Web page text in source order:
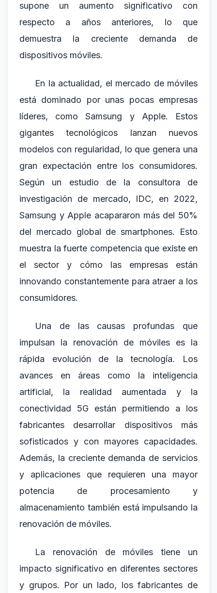
supone un aumento significativo con
respecto a años anteriores, lo que
demuestra la creciente demanda de
dispositivos móviles.
En la actualidad, el mercado de móviles
está dominado por unas pocas empresas
líderes, como Samsung y Apple. Estos
gigantes tecnológicos lanzan nuevos
modelos con regularidad, lo que genera una
gran expectación entre los consumidores.
Según un estudio de la consultora de
investigación de mercado, IDC, en 2022,
Samsung y Apple acapararon más del 50%
del mercado global de smartphones. Esto
muestra la fuerte competencia que existe en
el sector y cómo las empresas están
innovando constantemente para atraer a los
consumidores.
Una de las causas profundas que
impulsan la renovación de móviles es la
rápida evolución de la tecnología. Los
avances en áreas como la inteligencia
artificial, la realidad aumentada y la
conectividad 5G están permitiendo a los
fabricantes desarrollar dispositivos más
sofisticados y con mayores capacidades.
Además, la creciente demanda de servicios
y aplicaciones que requieren una mayor
potencia de procesamiento y
almacenamiento también está impulsando la
renovación de móviles.
La renovación de móviles tiene un
impacto significativo en diferentes sectores
y grupos. Por un lado, los fabricantes de